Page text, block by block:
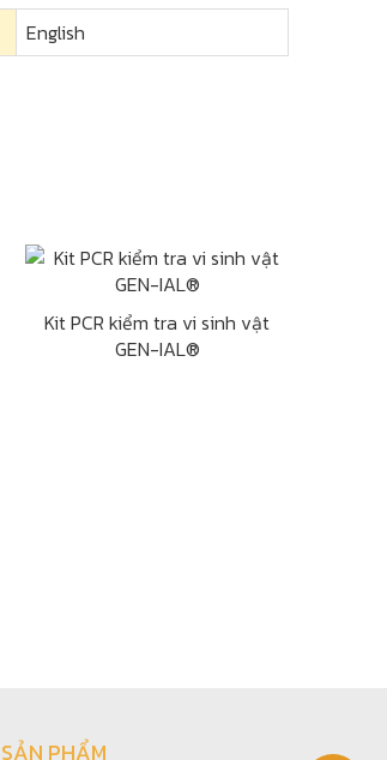
English
Kit PCR kiểm tra vi sinh vật
GEN-IAL®
SẢN PHẨM